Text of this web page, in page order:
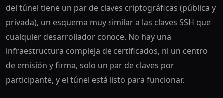
del túnel tiene un par de claves criptográficas (pública y
privada), un esquema muy similar a las claves SSH que
cualquier desarrollador conoce. No hay una
infraestructura compleja de certificados, ni un centro
de emisión y firma, solo un par de claves por
participante, y el túnel está listo para funcionar.